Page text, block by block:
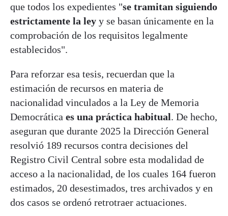
que todos los expedientes "se tramitan siguiendo
estrictamente la ley y se basan únicamente en la
comprobación de los requisitos legalmente
establecidos".
Para reforzar esa tesis, recuerdan que la
estimación de recursos en materia de
nacionalidad vinculados a la Ley de Memoria
Democrática es una práctica habitual. De hecho,
aseguran que durante 2025 la Dirección General
resolvió 189 recursos contra decisiones del
Registro Civil Central sobre esta modalidad de
acceso a la nacionalidad, de los cuales 164 fueron
estimados, 20 desestimados, tres archivados y en
dos casos se ordenó retrotraer actuaciones.